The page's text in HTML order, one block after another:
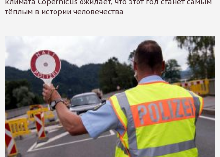
тёплым в истории человечества